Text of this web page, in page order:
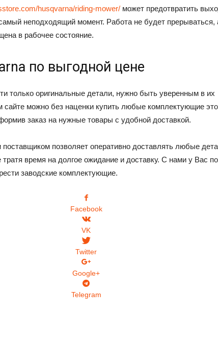
husqvarna/riding-mower/ может предотвратить
неподходящий момент. Работа не будет прерываться,
в рабочее состояние.
по выгодной цене
только оригинальные детали, нужно быть уверенным в их
можно без наценки купить любые комплектующие
заказ на нужные товары с удобной доставкой.
позволяет оперативно доставлять любые
время на долгое ожидание и доставку. С нами у Вас
заводские комплектующие.
Facebook
VK
Twitter
Google+
Telegram